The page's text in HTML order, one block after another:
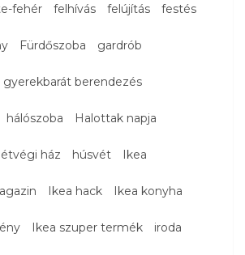
fehér felhívás felújítás festés
Fürdőszoba gardrób
gyerekbarát berendezés
hálószoba Halottak napja
ház húsvét Ikea
Ikea hack Ikea konyha
Ikea szuper termék iroda